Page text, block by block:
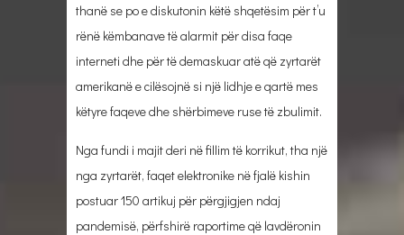
thanë se po e diskutonin këtë shqetësim për t’u
rënë këmbanave të alarmit për disa faqe
interneti dhe për të demaskuar atë që zyrtarët
amerikanë e cilësojnë si një lidhje e qartë mes
këtyre faqeve dhe shërbimeve ruse të zbulimit.
Nga fundi i majit deri në fillim të korrikut, tha një
nga zyrtarët, faqet elektronike në fjalë kishin
postuar 150 artikuj për përgjigjen ndaj
pandemisë, përfshirë raportime që lavdëronin